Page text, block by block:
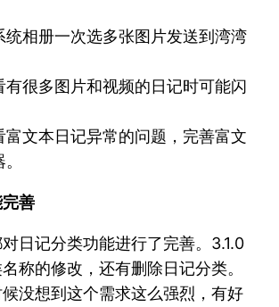
统相册一次选多张图片发送到湾湾
有很多图片和视频的日记时可能闪
富文本日记异常的问题，完善富文
善
日记分类功能进行了完善。3.1.0
称的修改，还有删除日记分类。
没想到这个需求这么强烈，有好